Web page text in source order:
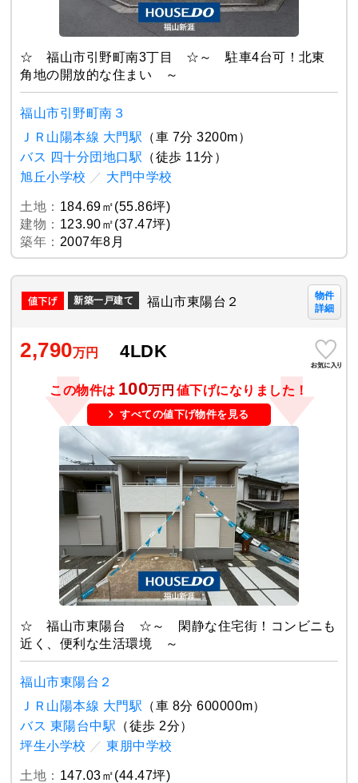
☆ 福山市引野町南3丁目 ☆～ 駐車4台可！北東
角地の開放的な住まい ～
福山市引野町南３
ＪＲ山陽本線 大門駅 （車 7分 3200m）
バス 四十分団地口駅 （徒歩 11分）
旭丘小学校 ／ 大門中学校
土地： 184.69㎡(55.86坪)
建物： 123.90㎡(37.47坪)
築年： 2007年8月
新築一戸建て 福山市東陽台２
物件
詳細
2,790万円 4LDK
この物件は 100万円 値下げになりました！
すべての値下げ物件を見る
☆ 福山市東陽台 ☆～ 閑静な住宅街！コンビニも
近く、便利な生活環境 ～
福山市東陽台２
ＪＲ山陽本線 大門駅 （車 8分 600000m）
バス 東陽台中駅 （徒歩 2分）
坪生小学校 ／ 東朋中学校
土地： 147.03㎡(44.47坪)